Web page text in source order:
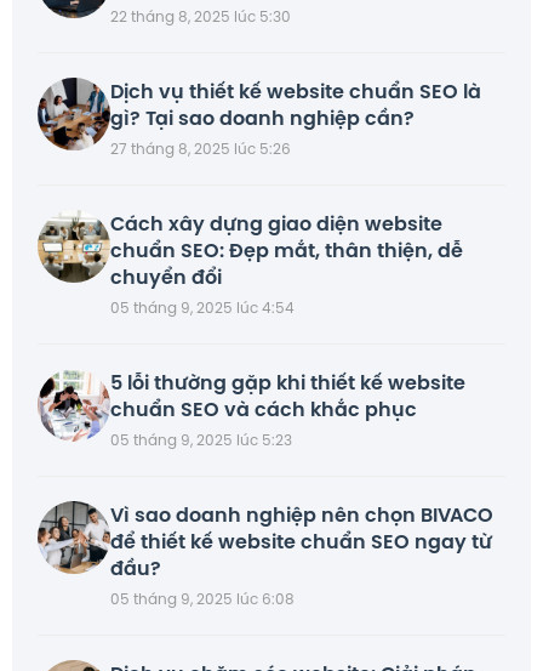
22 tháng 8, 2025 lúc 5:30
Dịch vụ thiết kế website chuẩn SEO là
gì? Tại sao doanh nghiệp cần?
27 tháng 8, 2025 lúc 5:26
Cách xây dựng giao diện website
chuẩn SEO: Đẹp mắt, thân thiện, dễ
chuyển đổi
05 tháng 9, 2025 lúc 4:54
5 lỗi thường gặp khi thiết kế website
chuẩn SEO và cách khắc phục
05 tháng 9, 2025 lúc 5:23
Vì sao doanh nghiệp nên chọn BIVACO
để thiết kế website chuẩn SEO ngay từ
đầu?
05 tháng 9, 2025 lúc 6:08